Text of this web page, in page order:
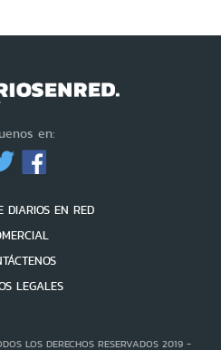
en:
DIARIOS EN RED
LEGALES
LOS DERECHOS RESERVADOS 2019 -